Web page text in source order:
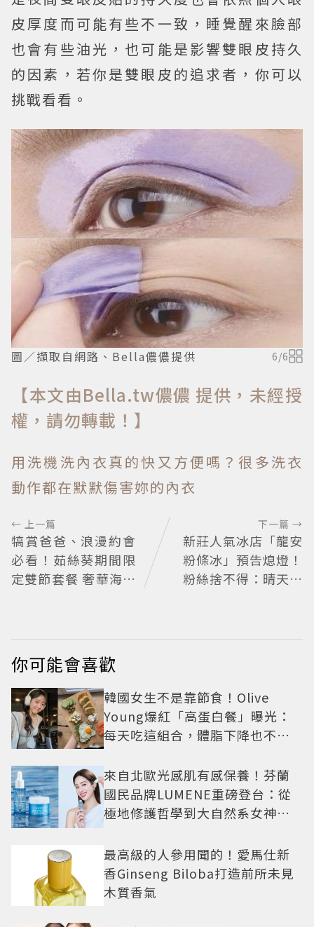
皮厚度而可能有些不一致，睡覺醒來臉部
也會有些油光，也可能是影響雙眼皮持久
的因素，若你是雙眼皮的追求者，你可以
挑戰看看。
圖／擷取自網路、Bella儂儂提供 6/6
【本文由Bella.tw儂儂 提供，未經授
權，請勿轉載！】
用洗機洗內衣真的快又方便嗎？很多洗衣
動作都在默默傷害妳的內衣
← 上一篇
犒賞爸爸、浪漫約會
必看！茹絲葵期間限
定雙節套餐 奢華海陸
下一篇 →
新莊人氣冰店「龍安
粉條冰」預告熄燈！
粉絲捨不得：晴天霹
你可能會喜歡
韓國女生不是靠節食！Olive
Young爆紅「高蛋白餐」曝光：
每天吃這組合，體脂下降也不怕
來自北歐光感肌有感保養！芬蘭
國民品牌LUMENE重磅登台：從
極地修護哲學到大自然系女神莫
最高級的人參用聞的！愛馬仕新
香Ginseng Biloba打造前所未見
木質香氣